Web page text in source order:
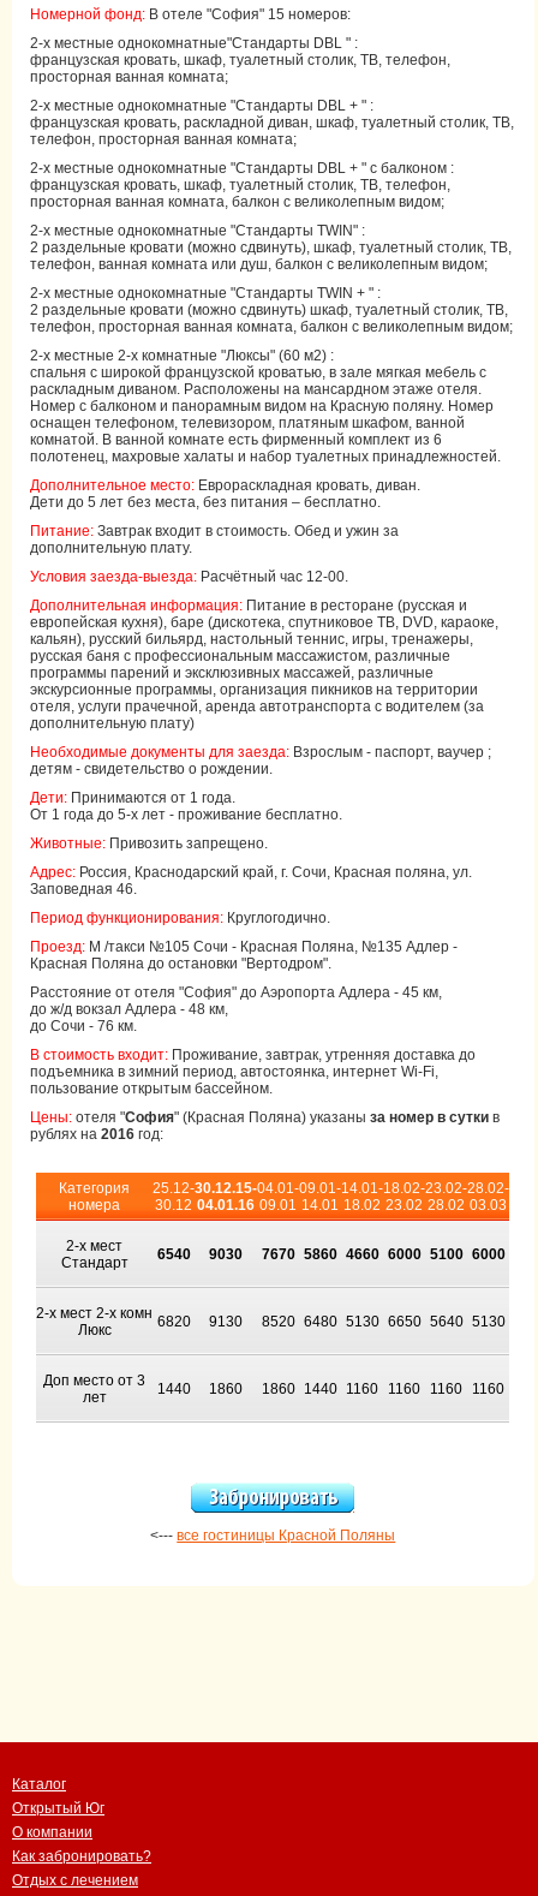
Номерной фонд: В отеле "София" 15 номеров:
2-х местные однокомнатные"Стандарты DBL " :
французская кровать, шкаф, туалетный столик, ТВ, телефон,
просторная ванная комната;
2-х местные однокомнатные "Стандарты DBL + " :
французская кровать, раскладной диван, шкаф, туалетный столик, ТВ,
телефон, просторная ванная комната;
2-х местные однокомнатные "Стандарты DBL + " с балконом :
французская кровать, шкаф, туалетный столик, ТВ, телефон,
просторная ванная комната, балкон с великолепным видом;
2-х местные однокомнатные "Стандарты TWIN" :
2 раздельные кровати (можно сдвинуть), шкаф, туалетный столик, ТВ,
телефон, ванная комната или душ, балкон с великолепным видом;
2-х местные однокомнатные "Стандарты TWIN + " :
2 раздельные кровати (можно сдвинуть) шкаф, туалетный столик, ТВ,
телефон, просторная ванная комната, балкон с великолепным видом;
2-х местные 2-х комнатные "Люксы" (60 м2) :
спальня с широкой французской кроватью, в зале мягкая мебель с
раскладным диваном. Расположены на мансардном этаже отеля.
Номер с балконом и панорамным видом на Красную поляну. Номер
оснащен телефоном, телевизором, платяным шкафом, ванной
комнатой. В ванной комнате есть фирменный комплект из 6
полотенец, махровые халаты и набор туалетных принадлежностей.
Дополнительное место: Еврораскладная кровать, диван.
Дети до 5 лет без места, без питания – бесплатно.
Питание: Завтрак входит в стоимость. Обед и ужин за
дополнительную плату.
Условия заезда-выезда: Расчётный час 12-00.
Дополнительная информация: Питание в ресторане (русская и
европейская кухня), баре (дискотека, спутниковое ТВ, DVD, караоке,
кальян), русский бильярд, настольный теннис, игры, тренажеры,
русская баня с профессиональным массажистом, различные
программы парений и эксклюзивных массажей, различные
экскурсионные программы, организация пикников на территории
отеля, услуги прачечной, аренда автотранспорта с водителем (за
дополнительную плату)
Необходимые документы для заезда: Взрослым - паспорт, ваучер ;
детям - свидетельство о рождении.
Дети: Принимаются от 1 года.
От 1 года до 5-х лет - проживание бесплатно.
Животные: Привозить запрещено.
Адрес: Россия, Краснодарский край, г. Сочи, Красная поляна, ул.
Заповедная 46.
Период функционирования: Круглогодично.
Проезд: М /такси №105 Сочи - Красная Поляна, №135 Адлер -
Красная Поляна до остановки "Вертодром".
Расстояние от отеля "София" до Аэропорта Адлера - 45 км,
до ж/д вокзал Адлера - 48 км,
до Сочи - 76 км.
В стоимость входит: Проживание, завтрак, утренняя доставка до
подъемника в зимний период, автостоянка, интернет Wi-Fi,
пользование открытым бассейном.
Цены: отеля "София" (Красная Поляна) указаны за номер в сутки в
рублях на 2016 год:
Категория
номера
25.12-
30.12
30.12.15-
04.01.16
04.01-
09.01
09.01-
14.01
14.01-
18.02
18.02-
23.02
23.02-
28.02
28.02-
03.03
2-х мест
Стандарт
6540 9030 7670 5860 4660 6000 5100 6000
2-х мест 2-х комн
Люкс
6820 9130 8520 6480 5130 6650 5640 5130
Доп место от 3
лет
1440 1860 1860 1440 1160 1160 1160 1160
<---все гостиницы Красной Поляны
Каталог
Открытый Юг
О компании
Как забронировать?
Отдых с лечением